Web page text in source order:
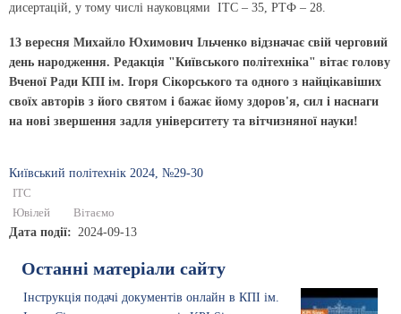
дисертацій, у тому числі науковцями ІТС – 35, РТФ – 28.
13 вересня Михайло Юхимович Ільченко відзначає свій черговий
день народження. Редакція "Київського політехніка" вітає голову
Вченої Ради КПІ ім. Ігоря Сікорського та одного з найцікавіших
своїх авторів з його святом і бажає йому здоров'я, сил і наснаги
на нові звершення задля університету та вітчизняної науки!
Київський полiтехнiк 2024, №29-30
ІТС
Ювілей
Вітаємо
Дата події 2024-09-13
Останні матеріали сайту
Інструкція подачі документів онлайн в КПІ ім.